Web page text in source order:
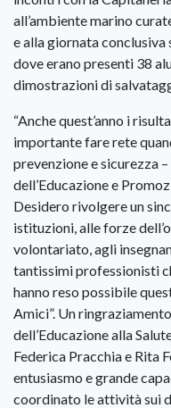
all’ambiente marino
e alla giornata conclusiva
dove erano presenti 38
dimostrazioni di
“Anche quest’anno i
importante fare rete
prevenzione e sicurezza
dell’Educazione e
Desidero rivolgere un
istituzioni, alle forze
volontariato, agli
tantissimi professionisti
hanno reso possibile
Amici”. Un
dell’Educazione alla
Federica Pracchia e Rita
entusiasmo e grande
coordinato le attività sui